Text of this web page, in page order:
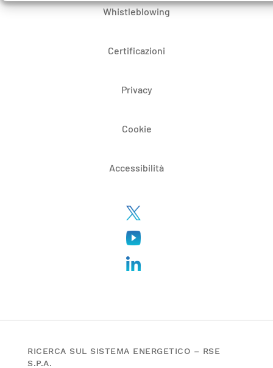
Whistleblowing
Certificazioni
Privacy
Cookie
Accessibilità
RICERCA SUL SISTEMA ENERGETICO – RSE
S.P.A.